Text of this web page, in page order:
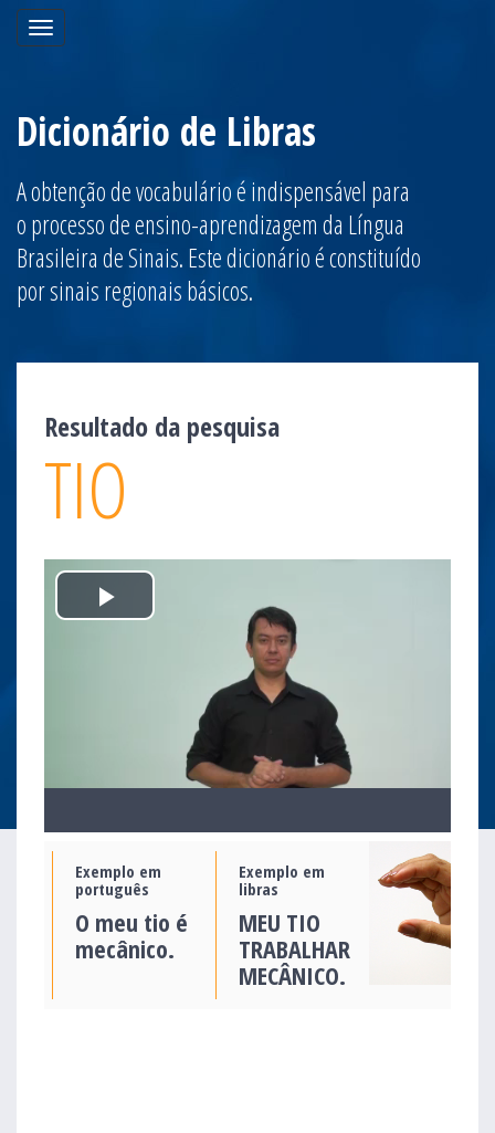
Toggle
navigation
Dicionário de Libras
A obtenção de vocabulário é indispensável para
o processo de ensino-aprendizagem da Língua
Brasileira de Sinais. Este dicionário é constituído
por sinais regionais básicos.
Resultado da pesquisa
TIO
Play
Exemplo em
português
O meu tio é
mecânico.
Exemplo em
libras
MEU TIO
TRABALHAR
MECÂNICO.